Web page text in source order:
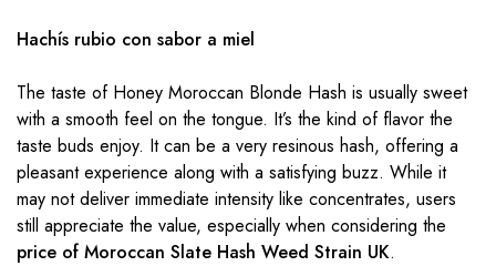
Hachís rubio con sabor a miel
The taste of Honey Moroccan Blonde Hash is usually sweet
with a smooth feel on the tongue. It’s the kind of flavor the
taste buds enjoy. It can be a very resinous hash, offering a
pleasant experience along with a satisfying buzz. While it
may not deliver immediate intensity like concentrates, users
still appreciate the value, especially when considering the
price of Moroccan Slate Hash Weed Strain UK.